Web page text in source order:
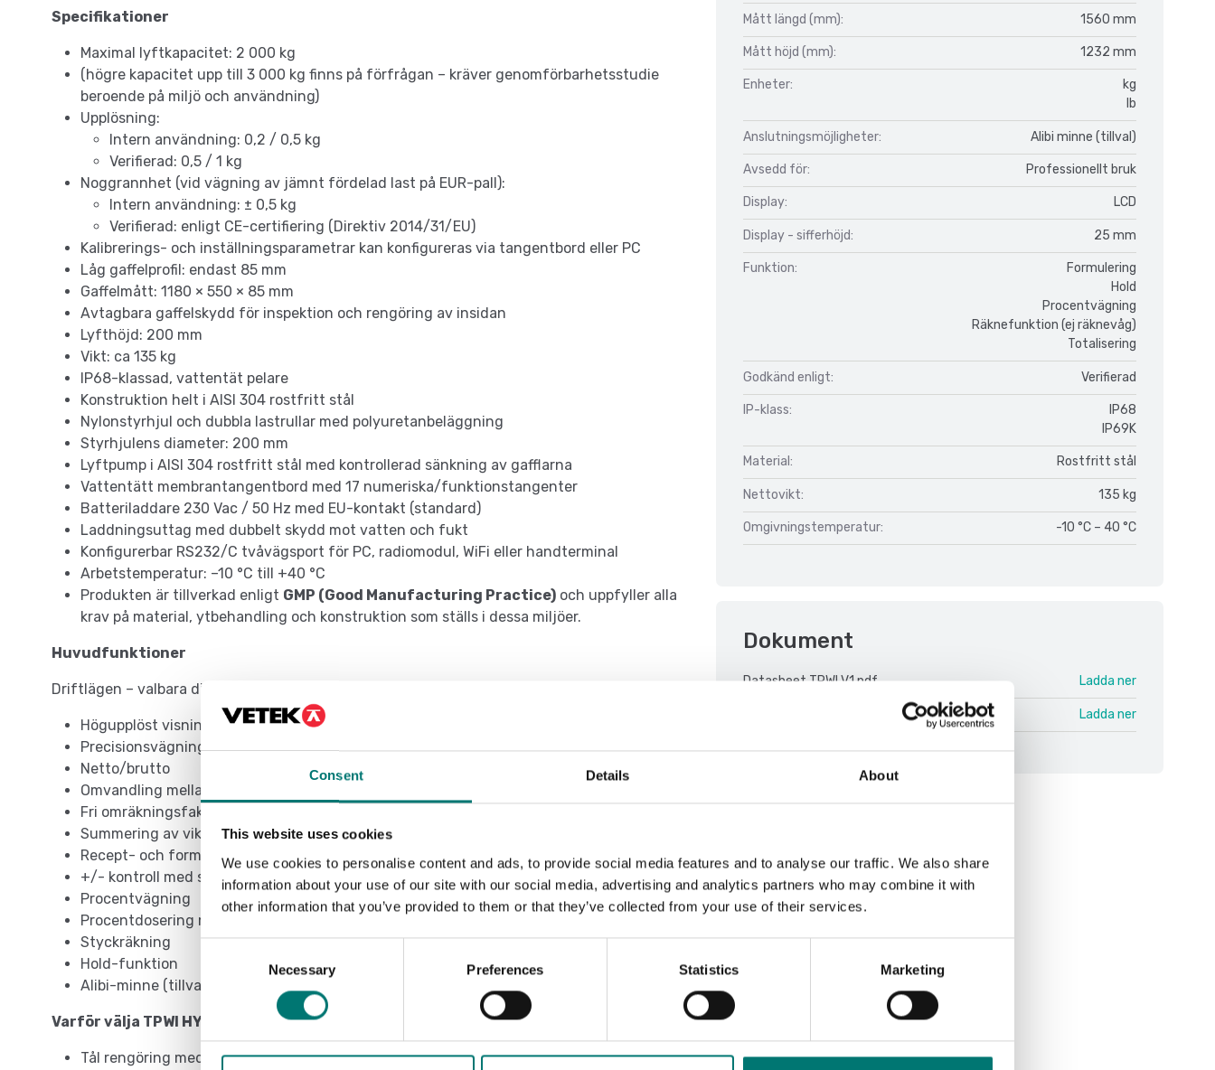
Consent Details About
This website uses cookies
We use cookies to personalise content and ads, to provide social media features and to analyse our traffic. We also share
information about your use of our site with our social media, advertising and analytics partners who may combine it with
other information that you’ve provided to them or that they’ve collected from your use of their services.
Necessary Preferences Statistics Marketing
Specifikationer
Maximal lyftkapacitet: 2 000 kg
(högre kapacitet upp till 3 000 kg finns på förfrågan – kräver genomförbarhetsstudie
beroende på miljö och användning)
Upplösning:
Intern användning: 0,2 / 0,5 kg
Verifierad: 0,5 / 1 kg
Noggrannhet (vid vägning av jämnt fördelad last på EUR-pall):
Intern användning: ± 0,5 kg
Verifierad: enligt CE-certifiering (Direktiv 2014/31/EU)
Kalibrerings- och inställningsparametrar kan konfigureras via tangentbord eller PC
Låg gaffelprofil: endast 85 mm
Gaffelmått: 1180 × 550 × 85 mm
Avtagbara gaffelskydd för inspektion och rengöring av insidan
Lyft­höjd: 200 mm
Vikt: ca 135 kg
IP68-klassad, vattentät pelare
Konstruktion helt i AISI 304 rostfritt stål
Nylonstyrhjul och dubbla last­rullar med polyuretanbeläggning
Styrhjulens diameter: 200 mm
Lyftpump i AISI 304 rostfritt stål med kontrollerad sänkning av gafflarna
Vattentätt membrantangentbord med 17 numeriska/funktionstangenter
Batteriladdare 230 Vac / 50 Hz med EU-kontakt (standard)
Laddningsuttag med dubbelt skydd mot vatten och fukt
Konfigurerbar RS232/C tvåvägsport för PC, radiomodul, WiFi eller handterminal
Arbetstemperatur: –10 °C till +40 °C
Produkten är tillverkad enligt GMP (Good Manufacturing Practice) och uppfyller alla
krav på material, ytbehandling och konstruktion som ställs i dessa miljöer.
Huvudfunktioner
Driftlägen – valbara direkt via dedikerad knapp:
Högupplöst visning ×10
Precisionsvägning med tillfällig omkalibrering via referensvikt (för intern användning)
Netto/brutto
Omvandling mellan kg och lb
Fri omräkningsfaktor (för litermätningssystem etc)
Summering av vikter
Recept- och formuleringfunktion
+/- kontroll med snabb inmatning av mål- och gränsvärden
Procentvägning
Procentdosering med programmerbart mål
Styckräkning
Hold-funktion
Alibi-minne (tillval)
Varför välja TPWI HYGIENX från Dini Argeo?
Tål rengöring med högtrycksspolning med varmt vatten
Mått längd (mm): 1560 mm
Mått höjd (mm): 1232 mm
Enheter:
kg
lb
Anslutningsmöjligheter: Alibi minne (tillval)
Avsedd för: Professionellt bruk
Display: LCD
Display - sifferhöjd: 25 mm
Funktion:
Formulering
Hold
Procentvägning
Räknefunktion (ej räknevåg)
Totalisering
Godkänd enligt: Verifierad
IP-klass:
IP68
IP69K
Material: Rostfritt stål
Nettovikt: 135 kg
Omgivningstemperatur: -10 °C – 40 °C
Dokument
Datasheet TPWI V1.pdf Ladda ner
Ladda ner